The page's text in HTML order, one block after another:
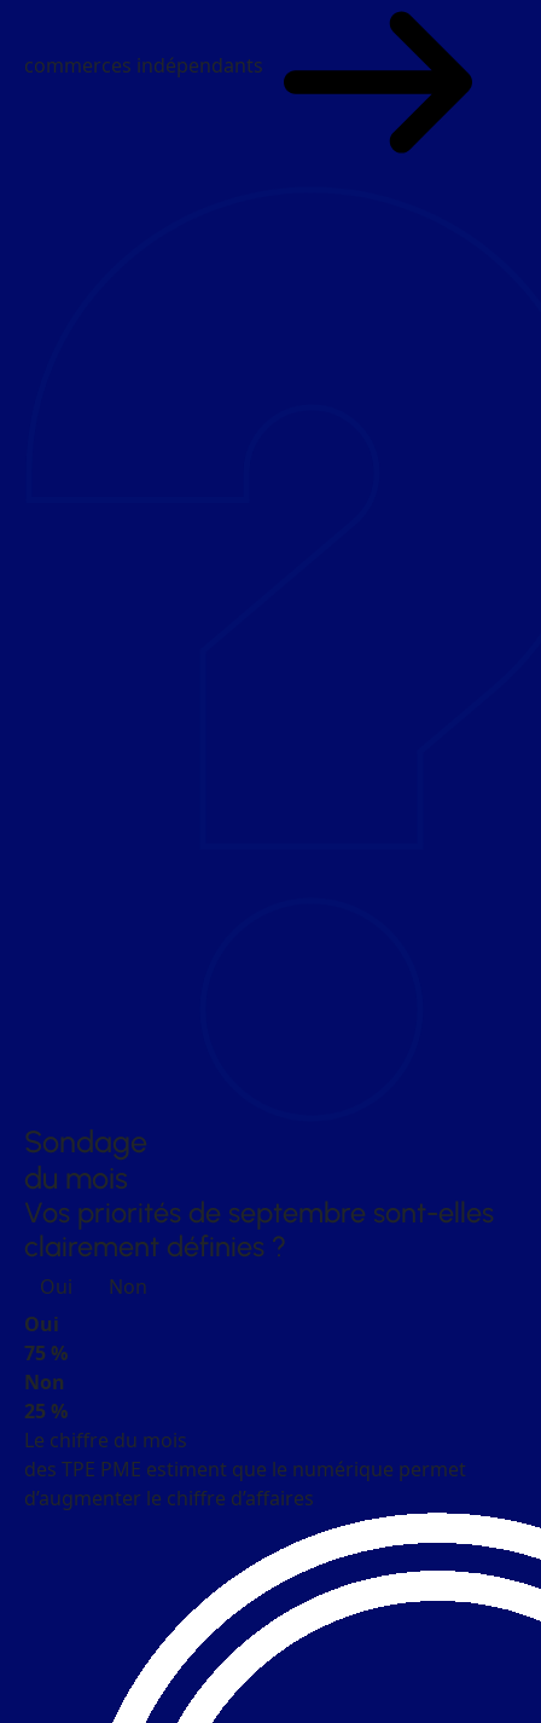
commerces indépendants
Sondage
du mois
Vos priorités de septembre sont-elles
clairement définies ?
Oui
Non
Oui
75 %
Non
25 %
Le chiffre du mois
des TPE PME estiment que le numérique permet
d’augmenter le chiffre d’affaires